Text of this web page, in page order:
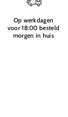
Op werkdagen
voor 18:00 besteld
morgen in huis